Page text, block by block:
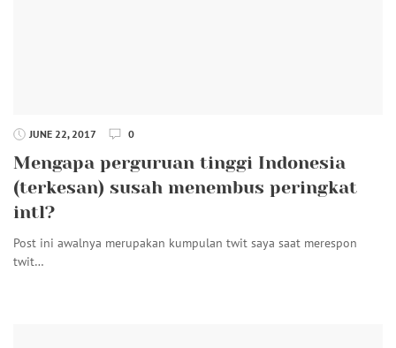
JUNE 22, 2017 0
Mengapa perguruan tinggi Indonesia
(terkesan) susah menembus peringkat
intl?
Post ini awalnya merupakan kumpulan twit saya saat merespon
twit…